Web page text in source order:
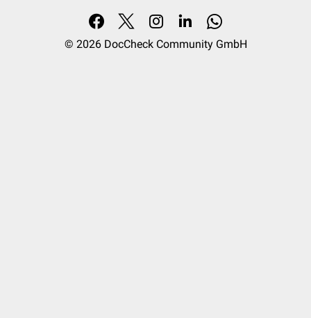
© 2026 DocCheck Community GmbH